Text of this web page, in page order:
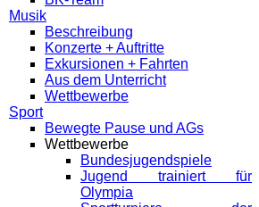
Musik
Beschreibung
Konzerte + Auftritte
Exkursionen + Fahrten
Aus dem Unterricht
Wettbewerbe
Sport
Bewegte Pause und AGs
Wettbewerbe
Bundesjugendspiele
Jugend trainiert für
Olympia